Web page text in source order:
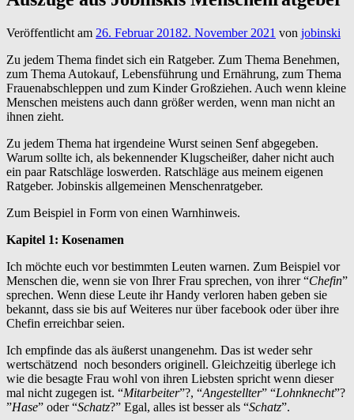
Veröffentlicht am 26. Februar 20182. November 2021 von jobinski
Zu jedem Thema findet sich ein Ratgeber. Zum Thema Benehmen,
zum Thema Autokauf, Lebensführung und Ernährung, zum Thema
Frauenabschleppen und zum Kinder Großziehen. Auch wenn kleine
Menschen meistens auch dann größer werden, wenn man nicht an
ihnen zieht.
Zu jedem Thema hat irgendeine Wurst seinen Senf abgegeben.
Warum sollte ich, als bekennender Klugscheißer, daher nicht auch
ein paar Ratschläge loswerden. Ratschläge aus meinem eigenen
Ratgeber. Jobinskis allgemeinen Menschenratgeber.
Zum Beispiel in Form von einen Warnhinweis.
Kapitel 1: Kosenamen
Ich möchte euch vor bestimmten Leuten warnen. Zum Beispiel vor
Menschen die, wenn sie von Ihrer Frau sprechen, von ihrer “Chefin”
sprechen. Wenn diese Leute ihr Handy verloren haben geben sie
bekannt, dass sie bis auf Weiteres nur über facebook oder über ihre
Chefin erreichbar seien.
Ich empfinde das als äußerst unangenehm. Das ist weder sehr
wertschätzend noch besonders originell. Gleichzeitig überlege ich
wie die besagte Frau wohl von ihren Liebsten spricht wenn dieser
mal nicht zugegen ist. “Mitarbeiter”?, “Angestellter” “Lohnknecht”?
”Hase” oder “Schatz?” Egal, alles ist besser als “Schatz”.